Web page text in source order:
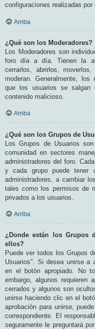
configuraciones realizadas por
Arriba
¿Qué son los Moderadores?
Los Moderadores son
foro día a día. Tienen la
cerrarlos, abrirlos,
moderan. Generalmente, los
que los usuarios se salgan
contenido malicioso.
Arriba
¿Qué son los Grupos de
Los Grupos de Usuarios
comunidad en sectores
administradores del foro.
y cada grupo puede tener
administradores, a cambiar
tales como los permisos de
privados a los usuarios.
Arriba
¿Donde están los Grupos
ellos?
Puede ver todos los Grupos
Usuarios". Si desea unirse a
en el botón apropiado. No
embargo, algunos requieren
cerrados y algunos son
unirse haciendo clic en el
aprobación para unirse,
correspondiente. El
seguramente le preguntará